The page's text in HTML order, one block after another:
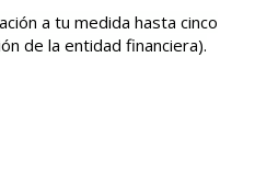
a tu medida hasta cinco
de la entidad financiera).